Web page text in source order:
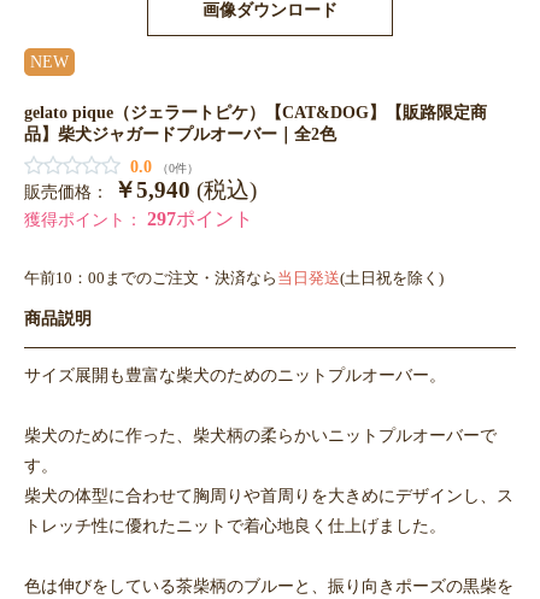
画像ダウンロード
NEW
gelato pique（ジェラートピケ）【CAT&DOG】【販路限定商
品】柴犬ジャガードプルオーバー｜全2色
0.0
（0件）
販売価格： ￥5,940 (税込)
獲得ポイント： 297ポイント
午前10：00までのご注文・決済なら 当日発送(土日祝を除く)
商品説明
サイズ展開も豊富な柴犬のためのニットプルオーバー。
柴犬のために作った、柴犬柄の柔らかいニットプルオーバーで
す。
柴犬の体型に合わせて胸周りや首周りを大きめにデザインし、ス
トレッチ性に優れたニットで着心地良く仕上げました。
色は伸びをしている茶柴柄のブルーと、振り向きポーズの黒柴を